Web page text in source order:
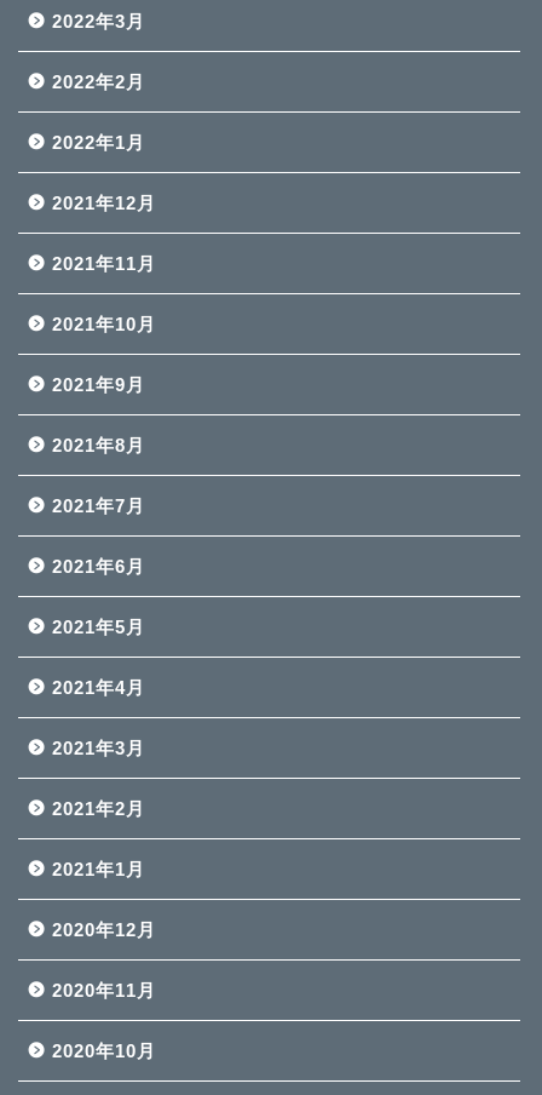
2022年3月
2022年2月
2022年1月
2021年12月
2021年11月
2021年10月
2021年9月
2021年8月
2021年7月
2021年6月
2021年5月
2021年4月
2021年3月
2021年2月
2021年1月
2020年12月
2020年11月
2020年10月